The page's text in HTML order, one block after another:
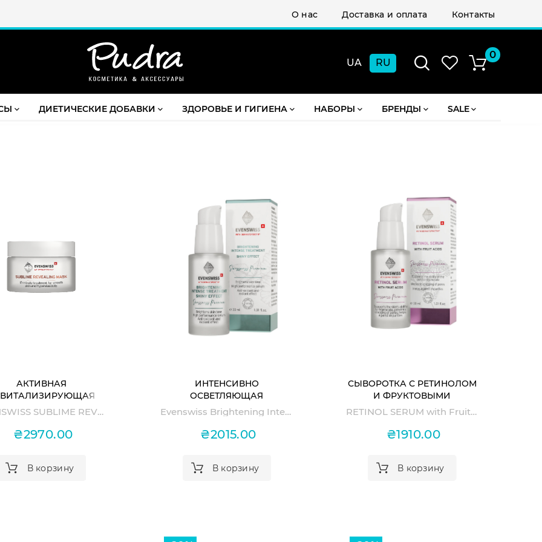
О нас Доставка и оплата Контакты
ДИЕТИЧЕСКИЕ ДОБАВКИ ЗДОРОВЬЕ И ГИГИЕНА НАБОРЫ БРЕНДЫ SALE
UA RU
0
СУММА: ₴0.00
Оформить
Скидки до 20% постоянным клиентам Подарок при заказе от 2000 грн
АКТИВНАЯ
SUBLIME REVEALINGEVENSWISS SUBLIME REVEALING MASK
₴2970.00
В корзину
ИНТЕНСИВНО
ОСВЕТЛЯЮЩАЯ
СЫВОРОТКА BRIGHTENING
INTENSE TREATMENT
Evenswiss Brightening Intense Treatment
₴2015.00
В корзину
СЫВОРОТКА С РЕТИНОЛОМ
И ФРУКТОВЫМИ
КИСЛОТАМИ RETINOL
RETINOL SERUM with Fruit Acids EVENSWISS
₴1910.00
В корзину